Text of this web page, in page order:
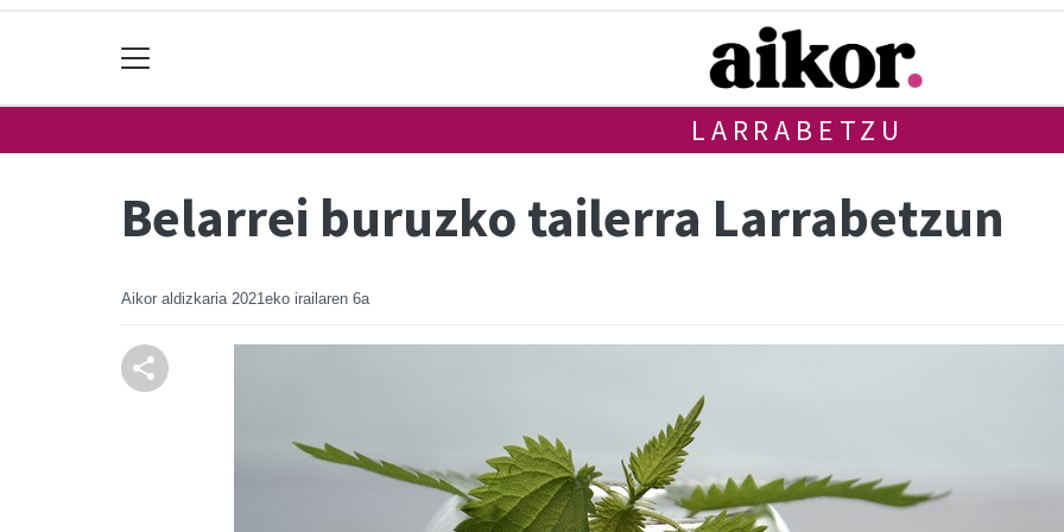
LARRABETZU
Belarrei buruzko tailerra Larrabetzun
Aikor aldizkaria 2021eko irailaren 6a